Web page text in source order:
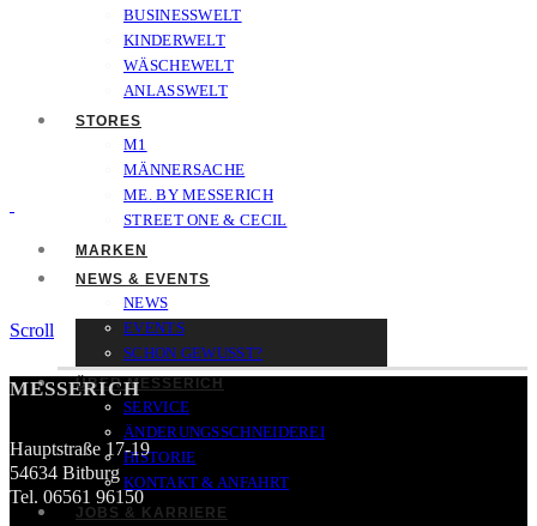
BUSINESSWELT
KINDERWELT
WÄSCHEWELT
ANLASSWELT
STORES
M1
MÄNNERSACHE
ME. BY MESSERICH
STREET ONE & CECIL
MARKEN
NEWS & EVENTS
NEWS
EVENTS
SCHON GEWUSST?
ÜBER MESSERICH
SERVICE
ÄNDERUNGSSCHNEIDEREI
HISTORIE
KONTAKT & ANFAHRT
JOBS & KARRIERE
Scroll
MESSERICH
Hauptstraße 17-19
54634 Bitburg
Tel. 06561 96150